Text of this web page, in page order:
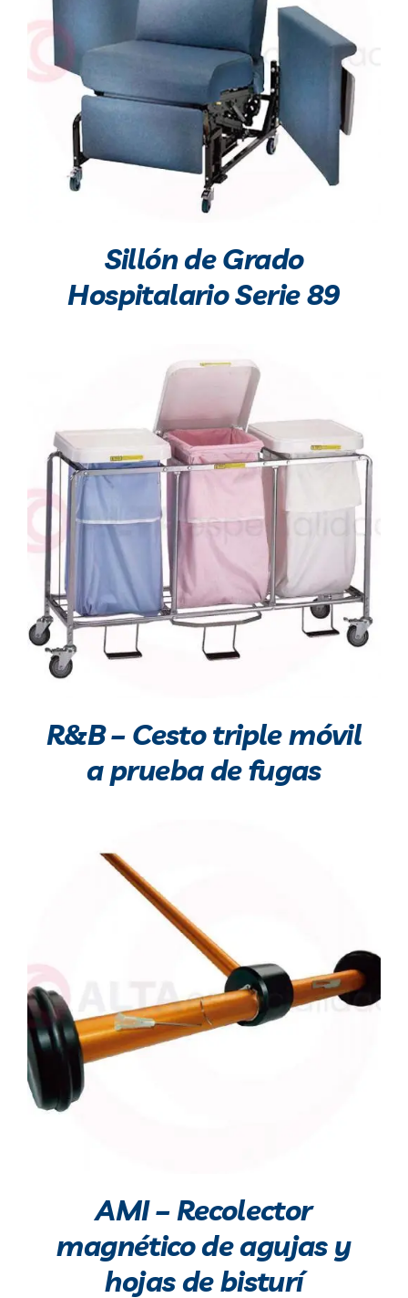
Sillón de Grado
Hospitalario Serie 89
R&B – Cesto triple móvil
a prueba de fugas
AMI – Recolector
magnético de agujas y
hojas de bisturí